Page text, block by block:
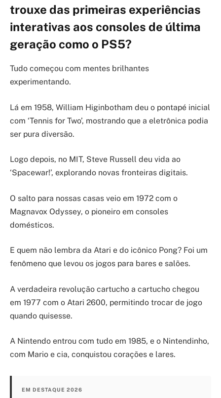
trouxe das primeiras experiências
interativas aos consoles de última
geração como o PS5?
Tudo começou com mentes brilhantes
experimentando.
Lá em 1958, William Higinbotham deu o pontapé inicial
com ‘Tennis for Two’, mostrando que a eletrônica podia
ser pura diversão.
Logo depois, no MIT, Steve Russell deu vida ao
‘Spacewar!’, explorando novas fronteiras digitais.
O salto para nossas casas veio em 1972 com o
Magnavox Odyssey, o pioneiro em consoles
domésticos.
E quem não lembra da Atari e do icônico Pong? Foi um
fenômeno que levou os jogos para bares e salões.
A verdadeira revolução cartucho a cartucho chegou
em 1977 com o Atari 2600, permitindo trocar de jogo
quando quisesse.
A Nintendo entrou com tudo em 1985, e o Nintendinho,
com Mario e cia, conquistou corações e lares.
EM DESTAQUE 2026